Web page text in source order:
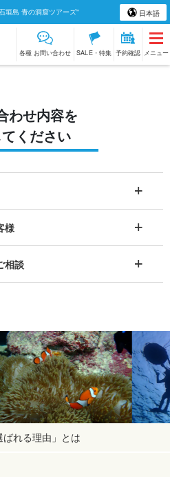
垣島 青の洞窟ツアーズ" 日本語
各種 お問い合わせ SALE・特集 予約確認 メニュー
わせ内容を
ください
様
相談
れる理由」とは